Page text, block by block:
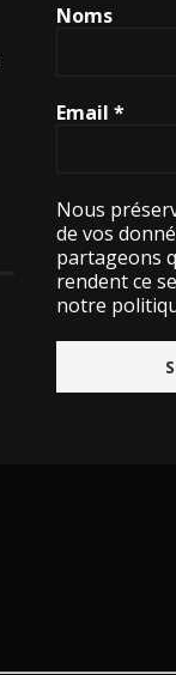
Noms
Email*
Nous
de vos
partageons
rendent ce
notre